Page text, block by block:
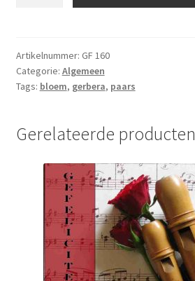
aantal
Artikelnummer: GF 160
Categorie: Algemeen
Tags: bloem, gerbera, paars
Gerelateerde producten